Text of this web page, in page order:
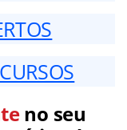
no seu